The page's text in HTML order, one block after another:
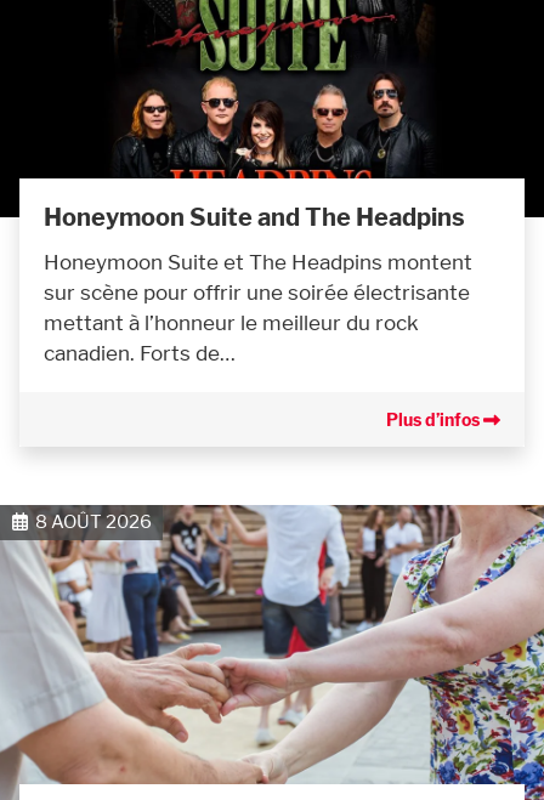
Honeymoon Suite and The Headpins
Honeymoon Suite et The Headpins montent
sur scène pour offrir une soirée électrisante
mettant à l’honneur le meilleur du rock
canadien. Forts de…
Plus d’infos
8 AOÛT 2026